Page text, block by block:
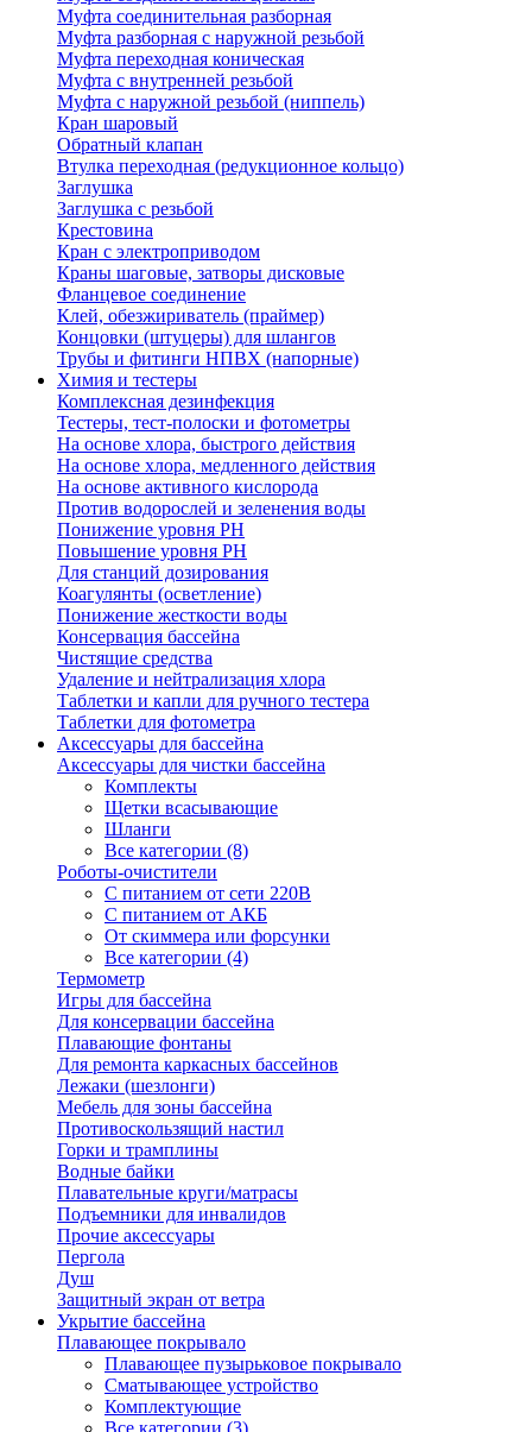
Муфта соединительная разборная
Муфта разборная с наружной резьбой
Муфта переходная коническая
Муфта с внутренней резьбой
Муфта с наружной резьбой (ниппель)
Кран шаровый
Обратный клапан
Втулка переходная (редукционное кольцо)
Заглушка
Заглушка с резьбой
Крестовина
Кран с электроприводом
Краны шаговые, затворы дисковые
Фланцевое соединение
Клей, обезжириватель (праймер)
Концовки (штуцеры) для шлангов
Трубы и фитинги НПВХ (напорные)
Химия и тестеры
Комплексная дезинфекция
Тестеры, тест-полоски и фотометры
На основе хлора, быстрого действия
На основе хлора, медленного действия
На основе активного кислорода
Против водорослей и зеленения воды
Понижение уровня РН
Повышение уровня РН
Для станций дозирования
Коагулянты (осветление)
Понижение жесткости воды
Консервация бассейна
Чистящие средства
Удаление и нейтрализация хлора
Таблетки и капли для ручного тестера
Таблетки для фотометра
Аксессуары для бассейна
Аксессуары для чистки бассейна
Комплекты
Щетки всасывающие
Шланги
Все категории (8)
Роботы-очистители
С питанием от сети 220В
С питанием от АКБ
От скиммера или форсунки
Все категории (4)
Термометр
Игры для бассейна
Для консервации бассейна
Плавающие фонтаны
Для ремонта каркасных бассейнов
Лежаки (шезлонги)
Мебель для зоны бассейна
Противоскользящий настил
Горки и трамплины
Водные байки
Плавательные круги/матрасы
Подъемники для инвалидов
Прочие аксессуары
Пергола
Душ
Защитный экран от ветра
Укрытие бассейна
Плавающее покрывало
Плавающее пузырьковое покрывало
Сматывающее устройство
Комплектующие
Все категории (3)